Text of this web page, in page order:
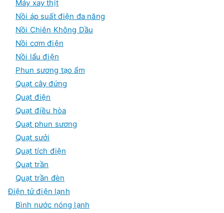
Máy xay thịt
Nồi áp suất điện đa năng
Nồi Chiên Không Dầu
Nồi cơm điện
Nồi lẩu điện
Phun sương tạo ẩm
Quạt cây đứng
Quạt điện
Quạt điều hòa
Quạt phun sương
Quạt sưởi
Quạt tích điện
Quạt trần
Quạt trần đèn
Điện tử điện lạnh
Bình nước nóng lạnh